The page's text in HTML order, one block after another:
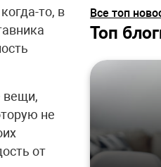
то, в
вещи,
не
от
Все топ
Топ